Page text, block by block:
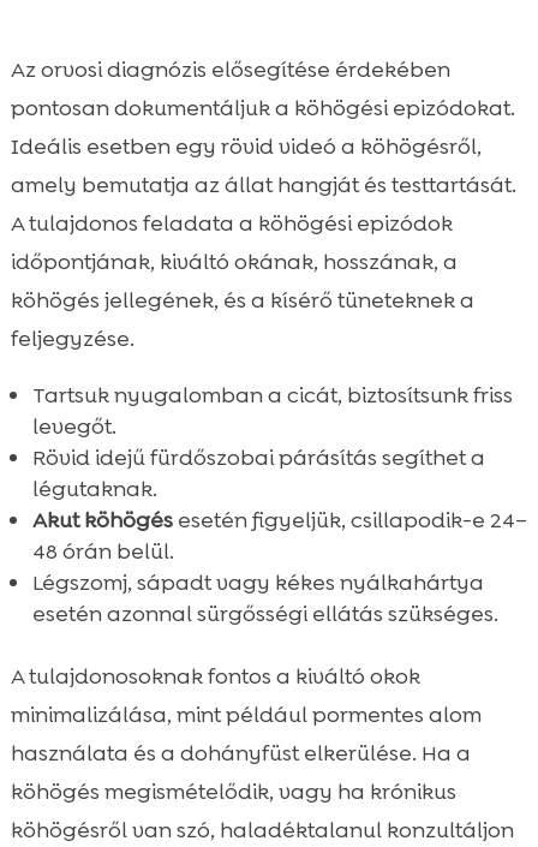
Az orvosi diagnózis elősegítése érdekében
pontosan dokumentáljuk a köhögési epizódokat.
Ideális esetben egy rövid videó a köhögésről,
amely bemutatja az állat hangját és testtartását.
A tulajdonos feladata a köhögési epizódok
időpontjának, kiváltó okának, hosszának, a
köhögés jellegének, és a kísérő tüneteknek a
feljegyzése.
Tartsuk nyugalomban a cicát, biztosítsunk friss
levegőt.
Rövid idejű fürdőszobai párásítás segíthet a
légutaknak.
Akut köhögésesetén figyeljük, csillapodik-e 24–
48 órán belül.
Légszomj, sápadt vagy kékes nyálkahártya
esetén azonnal sürgősségi ellátás szükséges.
A tulajdonosoknak fontos a kiváltó okok
minimalizálása, mint például pormentes alom
használata és a dohányfüst elkerülése. Ha a
köhögés megismételődik, vagy ha krónikus
köhögésről van szó, haladéktalanul konzultáljon